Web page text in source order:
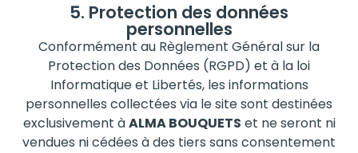
5. Protection des données
personnelles
Conformément au Règlement Général sur la
Protection des Données (RGPD) et à la loi
Informatique et Libertés, les informations
personnelles collectées via le site sont destinées
exclusivement àALMA BOUQUETS et ne seront ni
vendues ni cédées à des tiers sans consentement